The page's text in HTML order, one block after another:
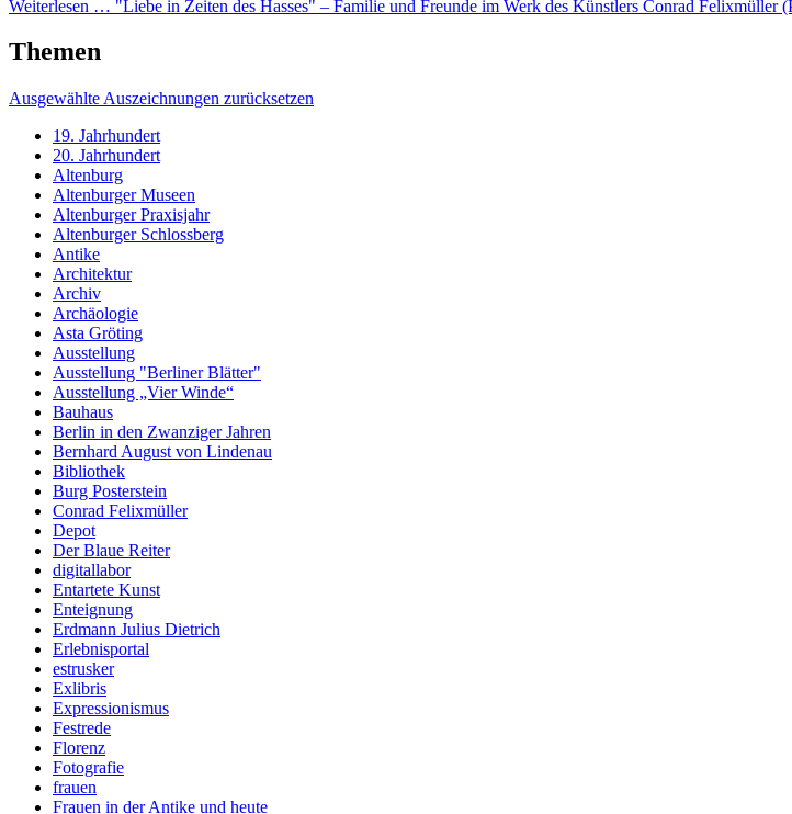
Weiterlesen … "Liebe in Zeiten des Hasses" – Familie und Freunde im Werk des Künstlers Conrad Felixmüller
Themen
Ausgewählte Auszeichnungen zurücksetzen
19. Jahrhundert
20. Jahrhundert
Altenburg
Altenburger Museen
Altenburger Praxisjahr
Altenburger Schlossberg
Antike
Architektur
Archiv
Archäologie
Asta Gröting
Ausstellung
Ausstellung "Berliner Blätter"
Ausstellung „Vier Winde“
Bauhaus
Berlin in den Zwanziger Jahren
Bernhard August von Lindenau
Bibliothek
Burg Posterstein
Conrad Felixmüller
Depot
Der Blaue Reiter
digitallabor
Entartete Kunst
Enteignung
Erdmann Julius Dietrich
Erlebnisportal
estrusker
Exlibris
Expressionismus
Festrede
Florenz
Fotografie
frauen
Frauen in der Antike und heute